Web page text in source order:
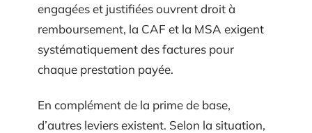
engagées et justifiées ouvrent droit à
remboursement, la CAF et la MSA exigent
systématiquement des factures pour
chaque prestation payée.
En complément de la prime de base,
d’autres leviers existent. Selon la situation,